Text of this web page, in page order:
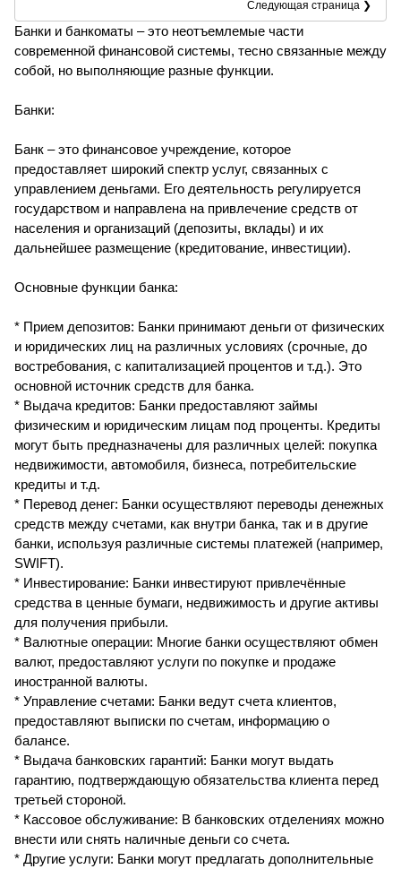
Следующая страница ❯
Банки и банкоматы – это неотъемлемые части
современной финансовой системы, тесно связанные между
собой, но выполняющие разные функции.
Банки:
Банк – это финансовое учреждение, которое
предоставляет широкий спектр услуг, связанных с
управлением деньгами. Его деятельность регулируется
государством и направлена на привлечение средств от
населения и организаций (депозиты, вклады) и их
дальнейшее размещение (кредитование, инвестиции).
Основные функции банка:
* Прием депозитов: Банки принимают деньги от физических
и юридических лиц на различных условиях (срочные, до
востребования, с капитализацией процентов и т.д.). Это
основной источник средств для банка.
* Выдача кредитов: Банки предоставляют займы
физическим и юридическим лицам под проценты. Кредиты
могут быть предназначены для различных целей: покупка
недвижимости, автомобиля, бизнеса, потребительские
кредиты и т.д.
* Перевод денег: Банки осуществляют переводы денежных
средств между счетами, как внутри банка, так и в другие
банки, используя различные системы платежей (например,
SWIFT).
* Инвестирование: Банки инвестируют привлечённые
средства в ценные бумаги, недвижимость и другие активы
для получения прибыли.
* Валютные операции: Многие банки осуществляют обмен
валют, предоставляют услуги по покупке и продаже
иностранной валюты.
* Управление счетами: Банки ведут счета клиентов,
предоставляют выписки по счетам, информацию о
балансе.
* Выдача банковских гарантий: Банки могут выдать
гарантию, подтверждающую обязательства клиента перед
третьей стороной.
* Кассовое обслуживание: В банковских отделениях можно
внести или снять наличные деньги со счета.
* Другие услуги: Банки могут предлагать дополнительные